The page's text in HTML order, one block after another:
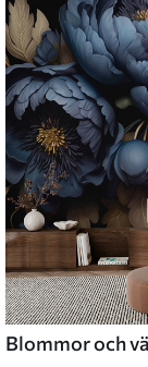
Blommor och